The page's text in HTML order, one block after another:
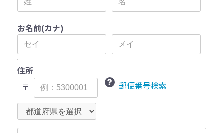
お名前(カナ)
住所
〒
郵便番号検索